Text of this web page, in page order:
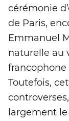
cérémonie
de Paris,
Emmanuel
naturelle au
Toutefois,
largement